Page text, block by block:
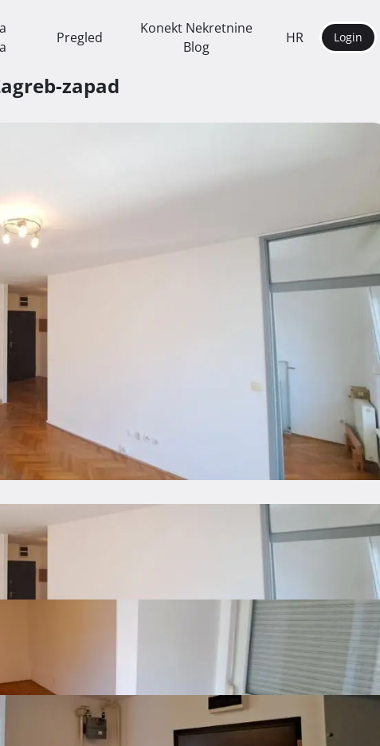
Pregled
Konekt Nekretnine
Blog
HR Login
zapad